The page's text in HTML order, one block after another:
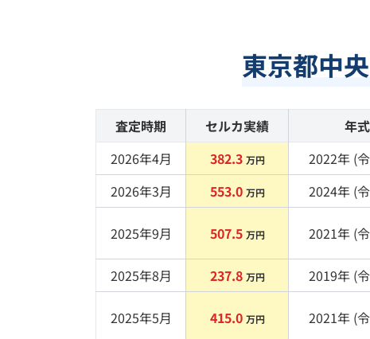
東京都中
査定時期 セルカ実績 年式
2026年4月
382.3 万円 2022年 (
2026年3月
553.0 万円 2024年 (
2025年9月 507.5 万円 2021年 (
2025年8月 237.8 万円 2019年 (
2025年5月 415.0 万円 2021年 (